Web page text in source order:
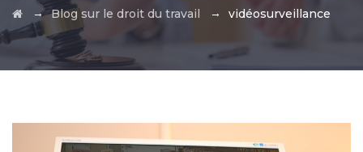
→Blog sur le droit du travail → vidéosurveillance